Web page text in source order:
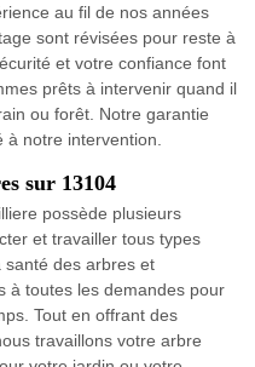
au fil de nos années
sont révisées pour reste à
et votre confiance font
prêts à intervenir quand il
ou forêt. Notre garantie
notre intervention.
sur 13104
possède plusieurs
et travailler tous types
santé des arbres et
à toutes les demandes pour
Tout en offrant des
travaillons votre arbre